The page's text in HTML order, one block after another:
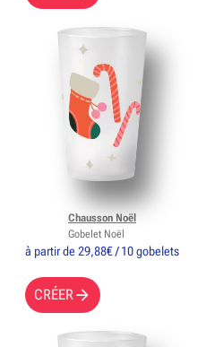
à partir de 29,88€ / 10 gobelets
CRÉER
Chausson Noël
Gobelet Noël